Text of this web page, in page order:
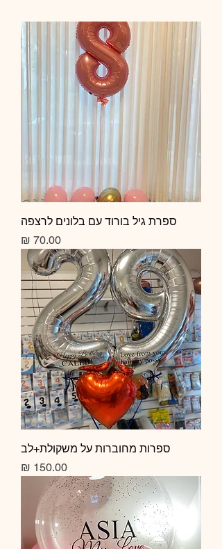
ספרת גיל בורוד עם בלונים לרצפה
מחיר
ספרות מחוברות על משקולת+לב
מחיר